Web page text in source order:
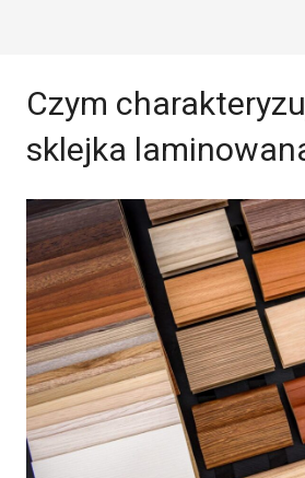
Czym
sklejka